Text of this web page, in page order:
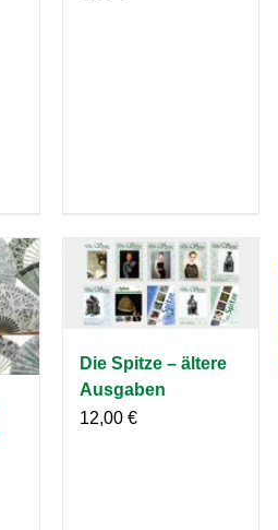
Die Spitze – ältere
Ausgaben
12,00€